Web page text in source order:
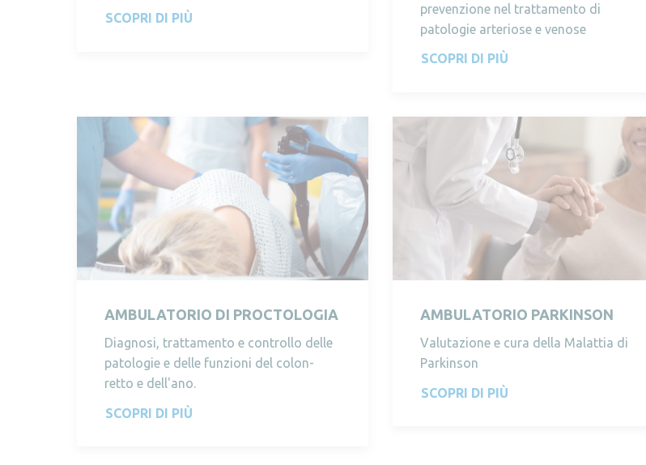
SCOPRI DI PIÙ
prevenzione nel trattamento di
patologie arteriose e venose
SCOPRI DI PIÙ
AMBULATORIO DI PROCTOLOGIA
Diagnosi, trattamento e controllo delle
patologie e delle funzioni del colon-
retto e dell'ano.
SCOPRI DI PIÙ
AMBULATORIO PARKINSON
Valutazione e cura della Malattia di
Parkinson
SCOPRI DI PIÙ